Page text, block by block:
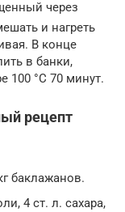
через
и нагреть
В конце
в банки,
100 °С 70 минут.
рецепт
баклажанов.
4 ст. л. сахара,